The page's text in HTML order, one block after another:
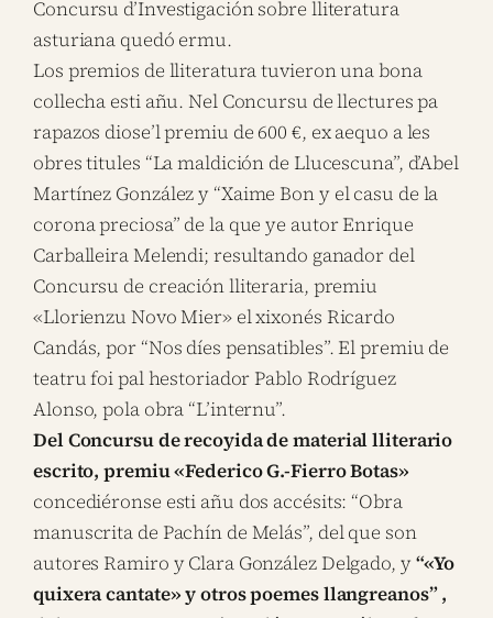
Concursu d’Investigación sobre lliteratura
asturiana quedó ermu.
Los premios de lliteratura tuvieron una bona
collecha esti añu. Nel Concursu de llectures pa
rapazos diose’l premiu de 600 €, ex aequo a les
obres titules “La maldición de Llucescuna”, d’Abel
Martínez González y “Xaime Bon y el casu de la
corona preciosa” de la que ye autor Enrique
Carballeira Melendi; resultando ganador del
Concursu de creación lliteraria, premiu
«Llorienzu Novo Mier» el xixonés Ricardo
Candás, por “Nos díes pensatibles”. El premiu de
teatru foi pal hestoriador Pablo Rodríguez
Alonso, pola obra “L’internu”.
Del Concursu de recoyida de material lliterario
escrito, premiu «Federico G.-Fierro Botas»
concediéronse esti añu dos accésits: “Obra
manuscrita de Pachín de Melás”, del que son
autores Ramiro y Clara González Delgado, y “«Yo
quixera cantate» y otros poemes llangreanos” ,